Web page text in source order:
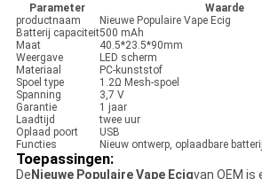
Parameter
Waarde
productnaam
Nieuwe Populaire Vape Ecig
Batterij capaciteit500 mAh
Maat
40.5*23.5*90mm
Weergave
LED scherm
Materiaal
PC-kunststof
Spoel type
1.2Ω Mesh-spoel
Spanning
3,7 V
Garantie
1 jaar
Laadtijd
twee uur
Oplaad poort
USB
Functies
Nieuw ontwerp, oplaadbare
Toepassingen:
De Nieuwe Populaire Vape Ecigvan OEM is